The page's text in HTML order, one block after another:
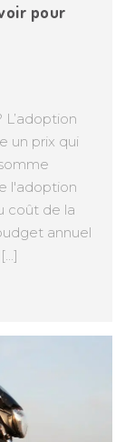
pour
un prix qui
l'adoption
coût de la
annuel